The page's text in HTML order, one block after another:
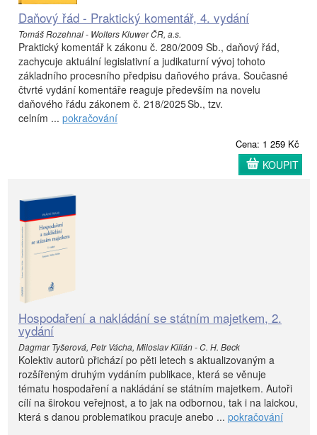
Daňový řád - Praktický komentář, 4. vydání
Tomáš Rozehnal - Wolters Kluwer ČR, a.s.
Praktický komentář k zákonu č. 280/2009 Sb., daňový řád,
zachycuje aktuální legislativní a judikaturní vývoj tohoto
základního procesního předpisu daňového práva. Současné
čtvrté vydání komentáře reaguje především na novelu
daňového řádu zákonem č. 218/2025 Sb., tzv.
celním ... pokračování
Cena: 1 259 Kč
KOUPIT
Hospodaření a nakládání se státním majetkem, 2.
vydání
Dagmar Tyšerová, Petr Vácha, Miloslav Kilián - C. H. Beck
Kolektiv autorů přichází po pěti letech s aktualizovaným a
rozšířeným druhým vydáním publikace, která se věnuje
tématu hospodaření a nakládání se státním majetkem. Autoři
cílí na širokou veřejnost, a to jak na odbornou, tak i na laickou,
která s danou problematikou pracuje anebo ... pokračování